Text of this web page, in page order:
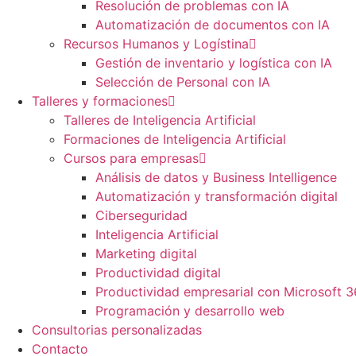
Resolución de problemas con IA
Automatización de documentos con IA
Recursos Humanos y Logístina
Gestión de inventario y logística con IA
Selección de Personal con IA
Talleres y formaciones
Talleres de Inteligencia Artificial
Formaciones de Inteligencia Artificial
Cursos para empresas
Análisis de datos y Business Intelligence
Automatización y transformación digital
Ciberseguridad
Inteligencia Artificial
Marketing digital
Productividad digital
Productividad empresarial con Microsoft
Programación y desarrollo web
Consultorias personalizadas
Contacto